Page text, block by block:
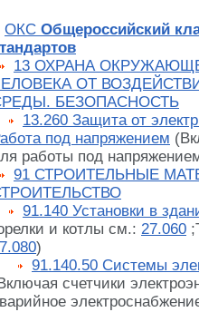
ОКС Общероссийский
13 ОХРАНА
ОТ
БЕЗОПАСНОСТЬ
13.260 Защита от
под напряжением
работы под
91 СТРОИТЕЛЬНЫЕ
91.140 Установки в
и котлы см.: 27.060
)
91.140.50 Системы
счетчики